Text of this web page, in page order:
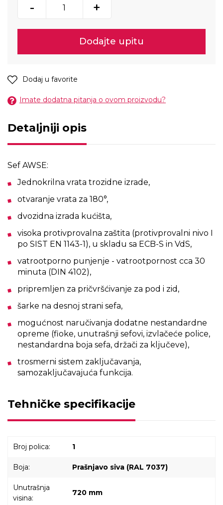
- +
Dodajte upitu
Dodaj u favorite
Imate dodatna pitanja o ovom proizvodu?
Detaljniji opis
Sef AWSE:
Jednokrilna vrata trozidne izrade,
otvaranje vrata za 180°,
dvozidna izrada kućišta,
visoka protivprovalna zaštita (protivprovalni nivo I
po SIST EN 1143-1), u skladu sa ECB-S in VdS,
vatrootporno punjenje - vatrootpornost cca 30
minuta (DIN 4102),
pripremljen za pričvršćivanje za pod i zid,
šarke na desnoj strani sefa,
mogućnost naručivanja dodatne nestandardne
opreme (fioke, unutrašnji sefovi, izvlačeće police,
nestandardna boja sefa, držači za ključeve),
trosmerni sistem zaključavanja,
samozaključavajuća funkcija.
Tehničke specifikacije
Broj polica: 1
Boja: Prašnjavo siva (RAL 7037)
Unutrašnja
visina:
720 mm